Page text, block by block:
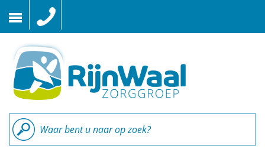
inhoud